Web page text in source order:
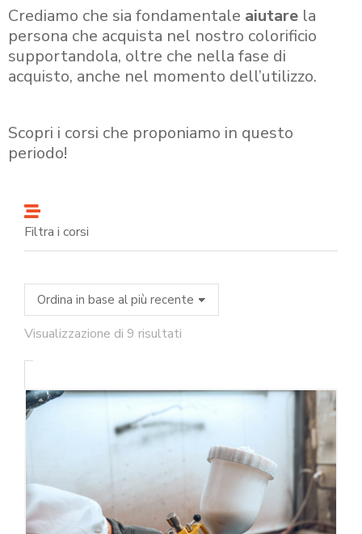
Crediamo che sia fondamentale aiutare la
persona che acquista nel nostro colorificio
supportandola, oltre che nella fase di
acquisto, anche nel momento dell’utilizzo.
Scopri i corsi che proponiamo in questo
periodo!
Filtra i corsi
Visualizzazione di 9 risultati